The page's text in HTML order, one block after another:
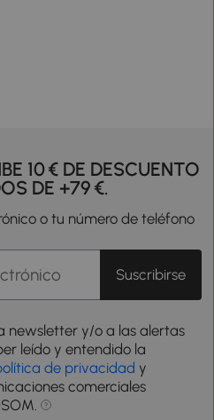
10 € DE DESCUENTO
DE +79 €.
o tu número de teléfono
Suscribirse
newsletter y/o a las alertas
leído y entendido la
de privacidad y
comerciales